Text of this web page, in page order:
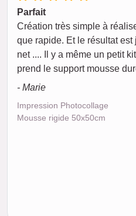
Parfait
Création très simple à
que rapide. Et le résultat est
net .... Il y a même un petit
prend le support mousse
- Marie
Impression Photocollage
Mousse rigide 50x50cm